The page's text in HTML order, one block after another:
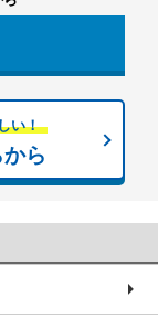
い！
ら